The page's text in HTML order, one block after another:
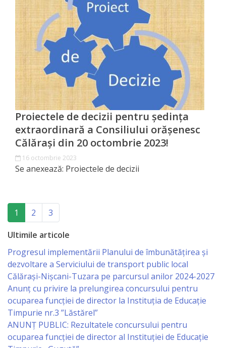
Deciziile
Consiliului
Consiliul
de
tineret
Activitatea
primăriei
Instituții
IET
Lăstărel
IET
Guguță
IET
DoReMiCii
Școala
Proiectele de decizii pentru ședința
extraordinară a Consiliului orășenesc
Călărași din 20 octombrie 2023!
16 octombrie 2023
Se anexează: Proiectele de decizii
1 (current)
2
3
Ultimile articole
Progresul implementării Planului de îmbunătățirea și
dezvoltare a Serviciului de transport public local
Călărași-Nișcani-Tuzara pe parcursul anilor 2024-2027
Anunț cu privire la prelungirea concursului pentru
ocuparea funcţiei de director la Instituția de Educație
Timpurie nr.3 ”Lăstărel”
ANUNȚ PUBLIC: Rezultatele concursului pentru
ocuparea funcției de director al Instituției de Educație